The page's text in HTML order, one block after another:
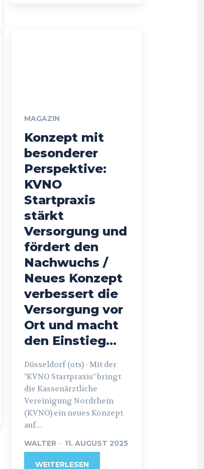
MAGAZIN
Konzept mit
besonderer
Perspektive:
KVNO
Startpraxis
stärkt
Versorgung und
fördert den
Nachwuchs /
Neues Konzept
verbessert die
Versorgung vor
Ort und macht
den Einstieg...
Düsseldorf (ots) - Mit der
"KVNO Startpraxis" bringt
die Kassenärztliche
Vereinigung Nordrhein
(KVNO) ein neues Konzept
auf...
WALTER - 11. AUGUST 2025
WEITERLESEN